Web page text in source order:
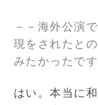
－－海外公演
現をされたと
みたかったです
はい。本当に